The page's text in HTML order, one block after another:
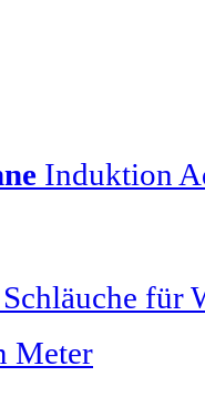
Induktion
Schläuche für
Meter